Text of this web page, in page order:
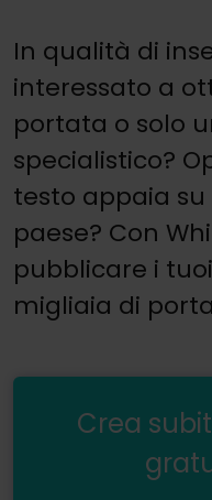
In qualità di
interessato a
portata o solo
specialistico?
testo appaia
paese? Con
pubblicare i
migliaia di
Crea